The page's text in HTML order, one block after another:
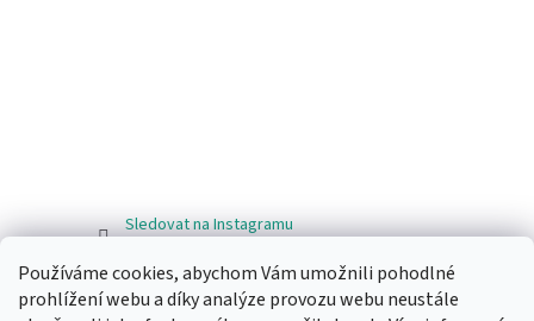
Používáme cookies, abychom Vám umožnili pohodlné
prohlížení webu a díky analýze provozu webu neustále
Sledovat na Instagramu
Facebook